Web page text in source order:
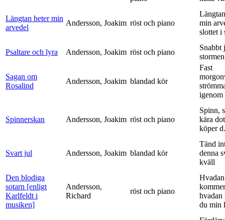
Längtan heter min
arvedel
Andersson, Joakim röst och piano
min
slottet i
Psaltare och lyra Andersson, Joakim röst och piano
Snabbt
Sagan om
Rosalind
Andersson, Joakim blandad kör
Fast
igenom
Spinnerskan Andersson, Joakim röst och piano
Spinn,
kära
köper
Svart jul Andersson, Joakim blandad kör
Tänd
denna
kväll
Den blodiga
sotarn [enligt
Karlfeldt i
musiken]
Andersson,
Richard
röst och piano
Hvadan
hvadan
du min